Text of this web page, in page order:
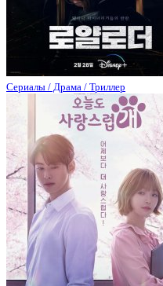
Сериалы / Драма / Триллер